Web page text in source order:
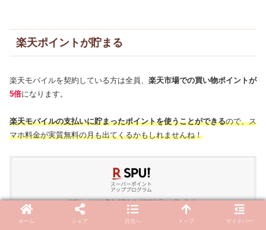
楽天ポイントが貯まる
楽天モバイルを契約している方は全員、 楽天市場での買い物ポイントが
5倍になります。
楽天モバイルの支払いに貯まったポイントを使うことができるので、ス
マホ料金が実質無料の月も出てくるかもしれませんね！
ホーム シェア 目次へ トップ サイドバー